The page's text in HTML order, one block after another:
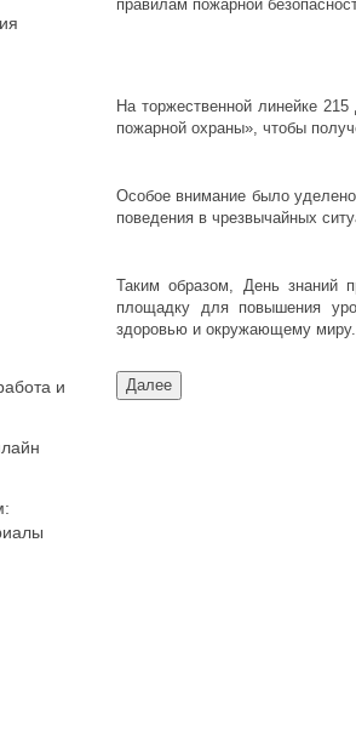
и
правилам пожарной
На торжественной линейке
пожарной охраны», чтобы
Особое внимание было
поведения в чрезвычайных
Таким образом, День знаний
площадку для повышения
здоровью и окружающему миру.